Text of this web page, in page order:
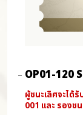
OP01-120
ผู้ชนะเลิศจะได้
001 และ รองช